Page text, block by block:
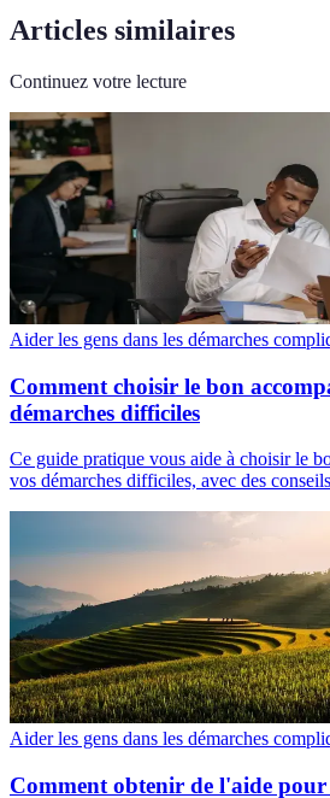
Articles similaires
Continuez votre lecture
Aider les gens dans les démarches
Comment choisir le bon
démarches difficiles
Ce guide pratique vous aide à choisir le
vos démarches difficiles, avec des
Aider les gens dans les démarches
Comment obtenir de l'aide pour